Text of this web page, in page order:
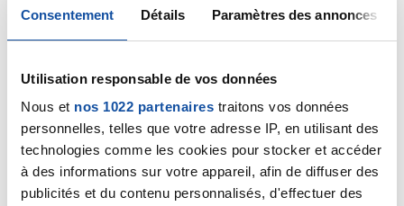
Consentement Détails Paramètres des annonces
Utilisation responsable de vos données
Nous et nos 1022 partenaires traitons vos données
personnelles, telles que votre adresse IP, en utilisant des
technologies comme les cookies pour stocker et accéder
à des informations sur votre appareil, afin de diffuser des
publicités et du contenu personnalisés, d'effectuer des
Fralac
Bonjour,
Concernant le retrait du pac, c'est en ambulatoire